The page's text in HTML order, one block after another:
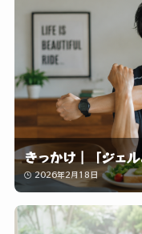
きっかけ｜「ジェ
2026年2月18日